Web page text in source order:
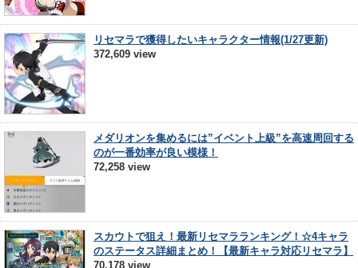
リセマラで獲得したいキャラクター情報(1/27更新)
372,609 view
メダリオンを集めるには”イベント上級”を高速周回する
のが一番効率が良い模様！
72,258 view
スカウトで狙え！最新リセマラランキング！☆4キャラ
のステータス詳細まとめ！【最新キャラ対応リセマラ】
70,178 view